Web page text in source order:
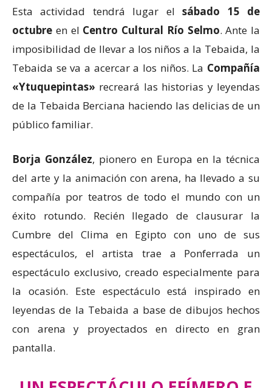
Esta actividad tendrá lugar elsábado 15 de
octubre en el Centro Cultural Río Selmo. Ante la
imposibilidad de llevar a los niños a la Tebaida, la
Tebaida se va a acercar a los niños. La Compañía
«Ytuquepintas» recreará las historias y leyendas
de la Tebaida Berciana haciendo las delicias de un
público familiar.
Borja González, pionero en Europa en la técnica
del arte y la animación con arena, ha llevado a su
compañía por teatros de todo el mundo con un
éxito rotundo. Recién llegado de clausurar la
Cumbre del Clima en Egipto con uno de sus
espectáculos, el artista trae a Ponferrada un
espectáculo exclusivo, creado especialmente para
la ocasión. Este espectáculo está inspirado en
leyendas de la Tebaida a base de dibujos hechos
con arena y proyectados en directo en gran
pantalla.